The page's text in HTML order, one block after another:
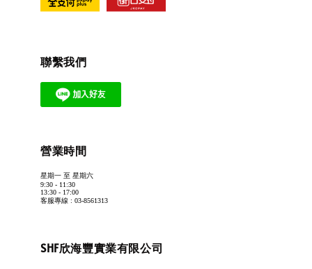
聯繫我們
營業時間
星期一 至 星期六
9:30 - 11:30
13:30 - 17:00
客服專線 : 03-8561313
SHF欣海豐實業有限公司